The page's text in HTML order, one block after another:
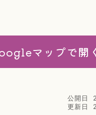
マップで開く
公開日
更新日